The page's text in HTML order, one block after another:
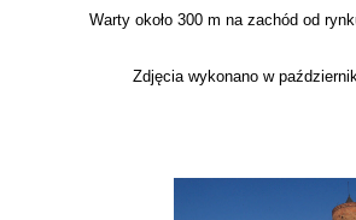
Warty około 300 m na zachód od
Zdjęcia wykonano w